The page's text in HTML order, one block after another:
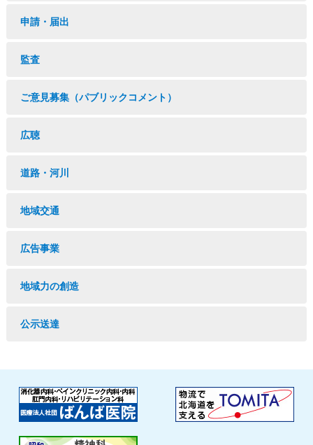
申請・届出
監査
ご意見募集（パブリックコメント）
広聴
道路・河川
地域交通
広告事業
地域力の創造
公示送達